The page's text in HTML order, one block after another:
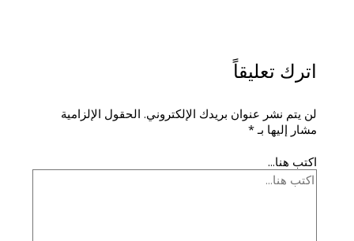
اترك تعليقاً
لن يتم نشر عنوان بريدك الإلكتروني. الحقول الإلزامية
مشار إليها بـ*
اكتب هنا...